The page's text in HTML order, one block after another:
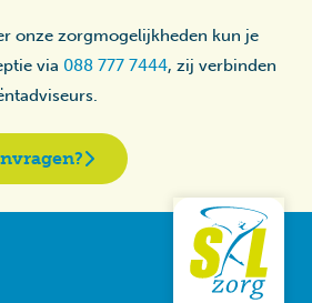
onze zorgmogelijkheden kun je
via 088 777 7444, zij verbinden